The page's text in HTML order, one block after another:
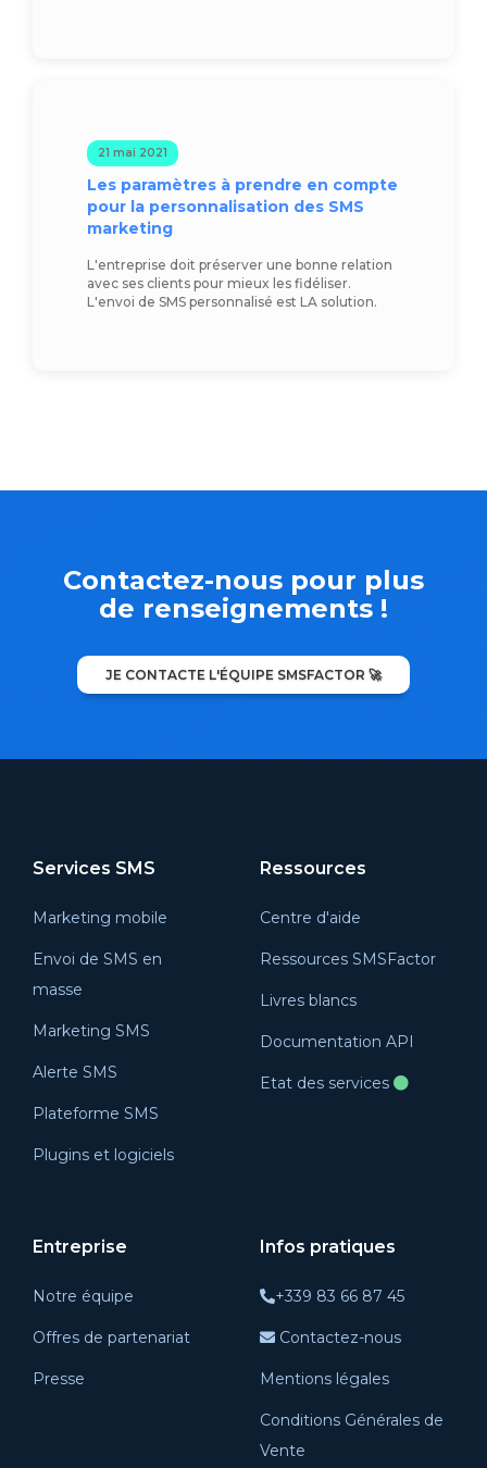
21 mai 2021
Les paramètres à prendre en compte
pour la personnalisation des SMS
marketing
L'entreprise doit préserver une bonne relation
avec ses clients pour mieux les fidéliser.
L'envoi de SMS personnalisé est LA solution.
Contactez-nous pour plus
de renseignements !
JE CONTACTE L'ÉQUIPE SMSFACTOR 🚀
Services SMS
Marketing mobile
Envoi de SMS en
masse
Marketing SMS
Alerte SMS
Plateforme SMS
Plugins et logiciels
Ressources
Centre d'aide
Ressources SMSFactor
Livres blancs
Documentation API
Etat des services
Entreprise
Notre équipe
Offres de partenariat
Presse
Infos pratiques
+339 83 66 87 45
Contactez-nous
Mentions légales
Conditions Générales de
Vente